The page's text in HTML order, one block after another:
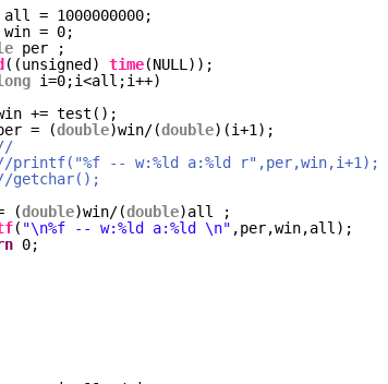
all = 1000000000;
win = 0;
per ;
((unsigned) time(NULL));
i=0;i<all;i++)
+= test();
= (double)win/(double)(i+1);
printf("%f -- w:%ld a:%ld r",per,win,i+1);
getchar();
(double)win/(double)all ;
( "\n%f -- w:%ld a:%ld \n" ,per,win,all);
0;